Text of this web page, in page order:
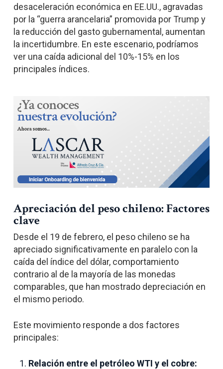
desaceleración económica en EE.UU., agravadas
por la “guerra arancelaria” promovida por Trump y
la reducción del gasto gubernamental, aumentan
la incertidumbre. En este escenario, podríamos
ver una caída adicional del 10%-15% en los
principales índices.
Apreciación del peso chileno: Factores
clave
Desde el 19 de febrero, el peso chileno se ha
apreciado significativamente en paralelo con la
caída del índice del dólar, comportamiento
contrario al de la mayoría de las monedas
comparables, que han mostrado depreciación en
el mismo periodo.
Este movimiento responde a dos factores
principales:
Relación entre el petróleo WTI y el cobre: